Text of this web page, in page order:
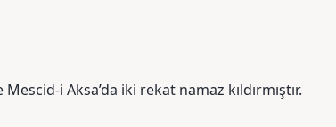
i Aksa’da iki rekat namaz kıldırmıştır.